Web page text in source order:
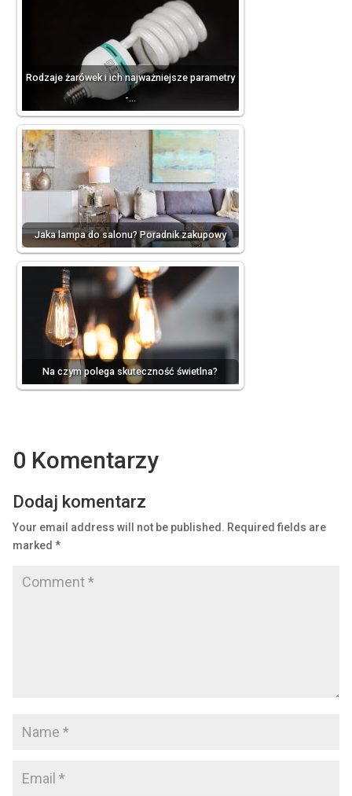
Rodzaje żarówek i ich najważniejsze parametry
-…
Jaka lampa do salonu? Poradnik zakupowy
Na czym polega skuteczność świetlna?
0 Komentarzy
Dodaj komentarz
Your email address will not be published. Required fields are
marked *